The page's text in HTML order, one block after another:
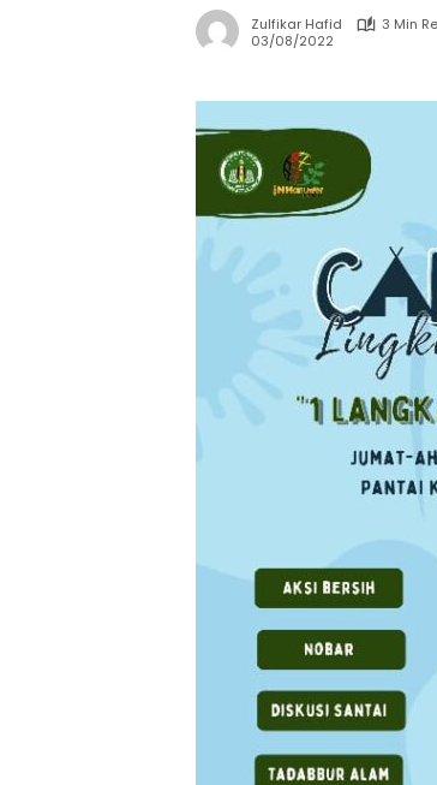
Zulfikar Hafid
3 Min
03/08/2022